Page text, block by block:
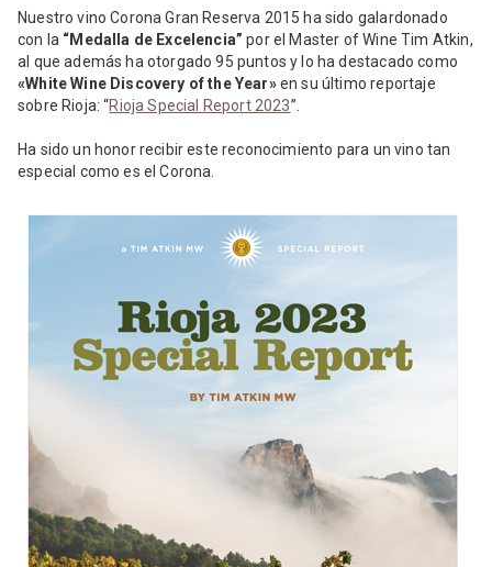
Nuestro vino Corona Gran Reserva 2015 ha sido galardonado
con la “Medalla de Excelencia” por el Master of Wine Tim Atkin,
al que además ha otorgado 95 puntos y lo ha destacado como
«White Wine Discovery of the Year»en su último reportaje
sobre Rioja: “Rioja Special Report 2023”.
Ha sido un honor recibir este reconocimiento para un vino tan
especial como es el Corona.